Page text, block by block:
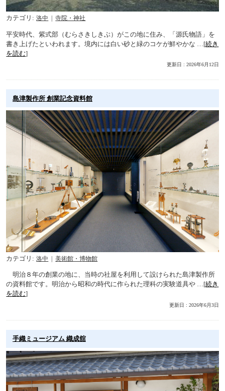
カテゴリ 洛中 寺院・神社
平安時代、紫式部（むらさきしきぶ）がこの地に住み、「源氏物語」を
書き上げたといわれます。境内には白い砂と緑のコケが鮮やかな …[続き
を読む]
更新日 : 2026年6月12日
島津製作所 創業記念資料館
カテゴリ 洛中 美術館・博物館
明治８年の創業の地に、当時の社屋を利用して設けられた島津製作所
の資料館です。明治から昭和の時代に作られた理科の実験道具や …[続き
を読む]
更新日 : 2026年6月3日
手織ミュージアム 織成舘